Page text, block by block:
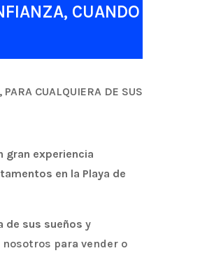
CUANDO
CUALQUIERA DE SUS
gran experiencia
en la Playa de
de sus sueños y
para vender o